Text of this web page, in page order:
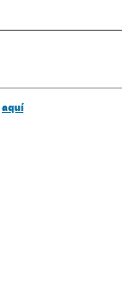
aquí